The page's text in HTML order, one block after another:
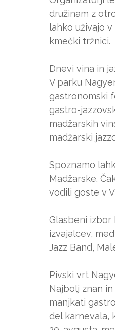
družinam z
lahko uživajo
kmečki tržnici.
Dnevi vina in
V parku
gastronomski
gastro-
madžarskih
madžarski
Spoznamo
Madžarske.
vodili goste v
Glasbeni izbor
izvajalcev,
Jazz Band,
Pivski vrt
Najbolj znan
manjkati
del karnevala,